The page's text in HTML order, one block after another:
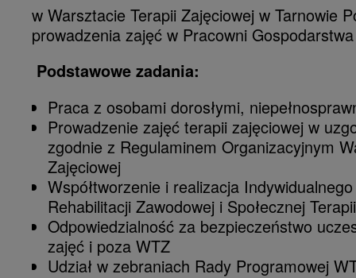
w Warsztacie Terapii Zajęciowej w Tarnowie
prowadzenia zajęć w Pracowni
Podstawowe zadania:
Praca z osobami dorosłymi,
Prowadzenie zajęć terapii zajęciowej w
zgodnie z Regulaminem Organizacyjnym
Zajęciowej
Współtworzenie i realizacja
Rehabilitacji Zawodowej i Społecznej
Odpowiedzialność za bezpieczeństwo
zajęć i poza WTZ
Udział w zebraniach Rady Programowej